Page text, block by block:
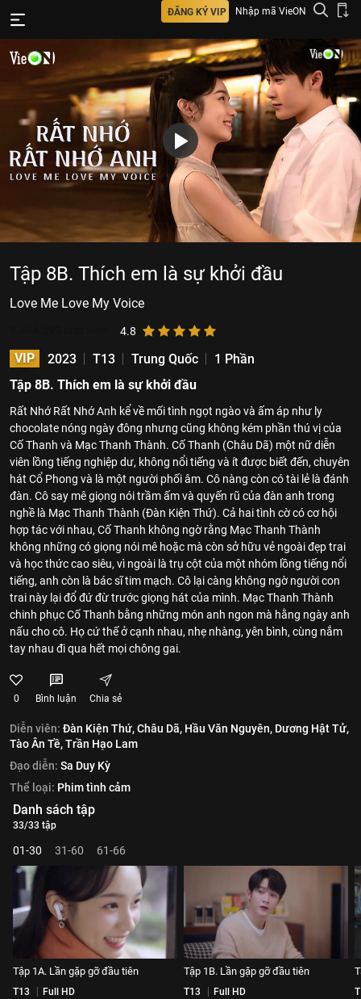
ĐĂNG KÝ VIP Nhập mã VieON
Tập 8B. Thích em là sự khởi đầu
Love Me Love My Voice
4.8
VIP 2023 T13 Trung Quốc
1 Phần
Tập 8B. Thích em là sự khởi đầu
Rất Nhớ Rất Nhớ Anh kể về mối tình ngọt ngào và ấm áp như ly
chocolate nóng ngày đông nhưng cũng không kém phần thú vị của
Cố Thanh và Mạc Thanh Thành. Cố Thanh (Châu Dã) một nữ diễn
viên lồng tiếng nghiệp dư, không nổi tiếng và ít được biết đến, chuyên
hát Cổ Phong và là một người phối âm. Cô nàng còn có tài lẻ là đánh
đàn. Cô say mê giọng nói trầm ấm và quyến rũ của đàn anh trong
nghề là Mạc Thanh Thành (Đàn Kiện Thứ). Cả hai tình cờ có cơ hội
hợp tác với nhau, Cố Thanh không ngờ rằng Mạc Thanh Thành
không những có giọng nói mê hoặc mà còn sở hữu vẻ ngoài đẹp trai
và học thức cao siêu, vì ngoài là trụ cột của một nhóm lồng tiếng nổi
tiếng, anh còn là bác sĩ tim mạch. Cô lại càng không ngờ người con
trai này lại đổ đứ đừ trước giọng hát của mình. Mạc Thanh Thành
chinh phục Cố Thanh bằng những món anh ngon mà hằng ngày anh
nấu cho cô. Họ cứ thế ở cạnh nhau, nhẹ nhàng, yên bình, cùng nắm
tay nhau đi qua hết mọi chông gai.
0 Bình luận Chia sẻ
Diễn viên: Đàn Kiện Thứ,Châu Dã, Hầu Văn Nguyên, Dương Hật Tử,
Tào Ân Tề,Trần Hạo Lam
Đạo diễn: Sa Duy Kỳ
Thể loại: Phim tình cảm
Danh sách tập
33/33 tập
01-30 31-60 61-66
Tập 1A. Lần gặp gỡ đầu tiên
T13 Full HD
Tập 1B. Lần gặp gỡ đầu tiên
T13 Full HD